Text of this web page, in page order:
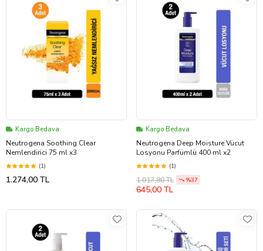
Kargo Bedava
Neutrogena Soothing Clear
Nemlendirici 75 ml x3
(1)
1.274,00 TL
Kargo Bedava
Neutrogena Deep Moisture Vücut
Losyonu Parfümlü 400 ml x2
(1)
1.017,80 TL %37
645,00 TL